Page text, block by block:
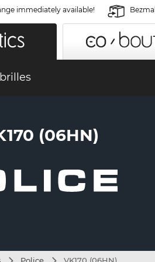
immediately available!
(06HN)